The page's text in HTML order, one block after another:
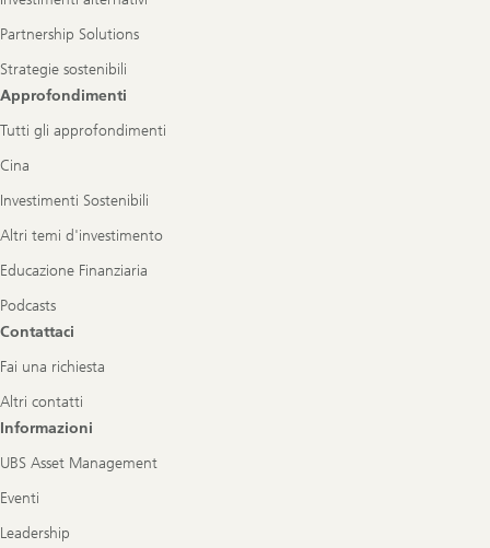
Partnership Solutions
Strategie sostenibili
Approfondimenti
Tutti gli approfondimenti
Cina
Investimenti Sostenibili
Altri temi d'investimento
Educazione Finanziaria
Podcasts
Contattaci
Fai una richiesta
Altri contatti
Informazioni
UBS Asset Management
Eventi
Leadership